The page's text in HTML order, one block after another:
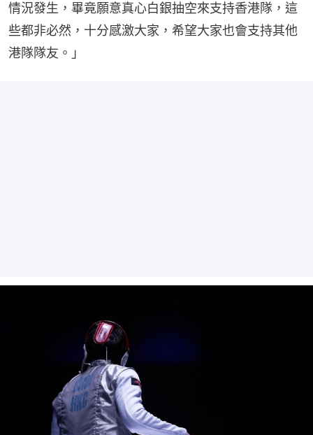
情況發生，畢竟願意真心白銀抽空來支持香港隊，這
些都非必然，十分感激大家，希望大家也會支持其他
港隊隊友。」